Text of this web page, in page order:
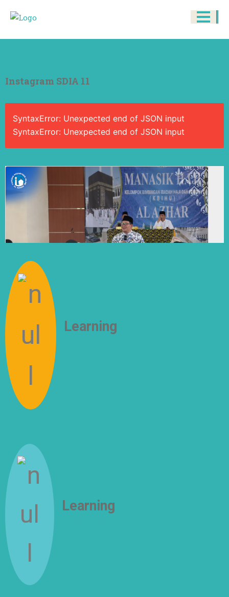
Instagram SDIA 11
SyntaxError: Unexpected end of JSON input
SyntaxError: Unexpected end of JSON input
Learning
Learning